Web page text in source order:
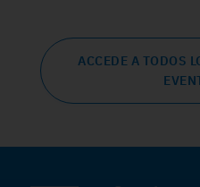
ACCEDE A TODOS